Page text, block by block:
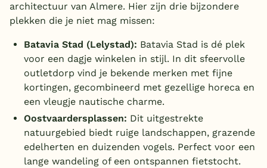
architectuur van Almere. Hier zijn drie bijzondere
plekken die je niet mag missen:
Batavia Stad (Lelystad): Batavia Stad is dé plek
voor een dagje winkelen in stijl. In dit sfeervolle
outletdorp vind je bekende merken met fijne
kortingen, gecombineerd met gezellige horeca en
een vleugje nautische charme.
Oostvaardersplassen: Dit uitgestrekte
natuurgebied biedt ruige landschappen, grazende
edelherten en duizenden vogels. Perfect voor een
lange wandeling of een ontspannen fietstocht.